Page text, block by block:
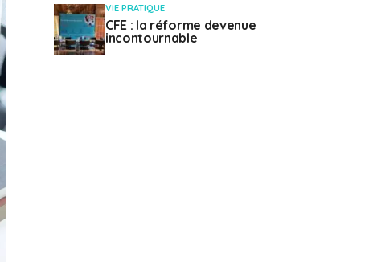
VIE PRATIQUE
CFE : la réforme devenue
incontournable